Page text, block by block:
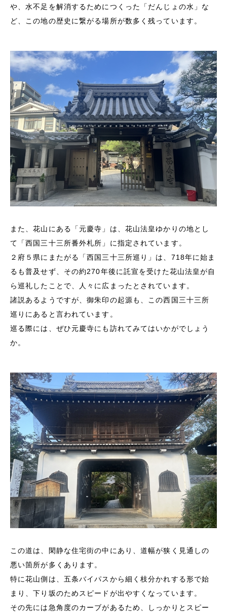
や、水不足を解消するためにつくった「だんじょの水」な
ど、この地の歴史に繋がる場所が数多く残っています。
また、花山にある「元慶寺」は、花山法皇ゆかりの地とし
て「西国三十三所番外札所」に指定されています。
２府５県にまたがる「西国三十三所巡り」は、 718年に始ま
るも普及せず、その約270年後に託宣を受けた花山法皇が自
ら巡礼したことで、人々に広まったとされています。
諸説あるようですが、御朱印の起源も、この西国三十三所
巡りにあると言われています。
巡る際には、ぜひ元慶寺にも訪れてみてはいかがでしょう
か。
この道は、閑静な住宅街の中にあり、道幅が狭く見通しの
悪い箇所が多くあります。
特に花山側は、五条バイパスから細く枝分かれする形で始
まり、下り坂のためスピードが出やすくなっています。
その先には急角度のカーブがあるため、しっかりとスピー